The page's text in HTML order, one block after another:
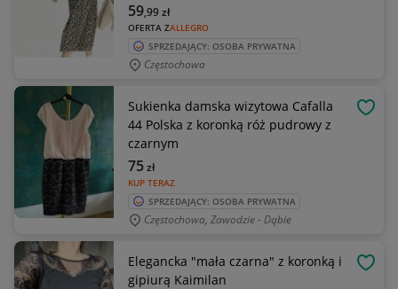
OFERTA ZALLEGRO
59,99zł
SPRZEDAJĄCY: OSOBA PRYWATNA
Częstochowa
Sukienka damska wizytowa Cafalla
44 Polska z koronką róż pudrowy z
czarnym
KUP TERAZ
75zł
SPRZEDAJĄCY: OSOBA PRYWATNA
Częstochowa, Zawodzie - Dąbie
Elegancka "mała czarna" z koronką i
gipiurą Kaimilan